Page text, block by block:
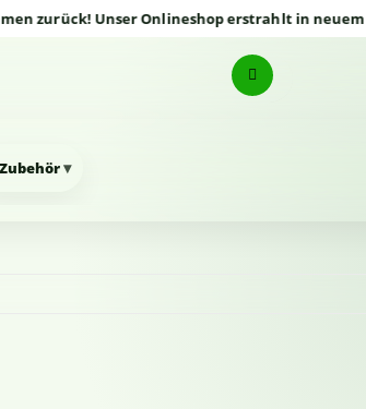
zurück! Unser Onlineshop erstrahlt in neuem
Zubehör▾